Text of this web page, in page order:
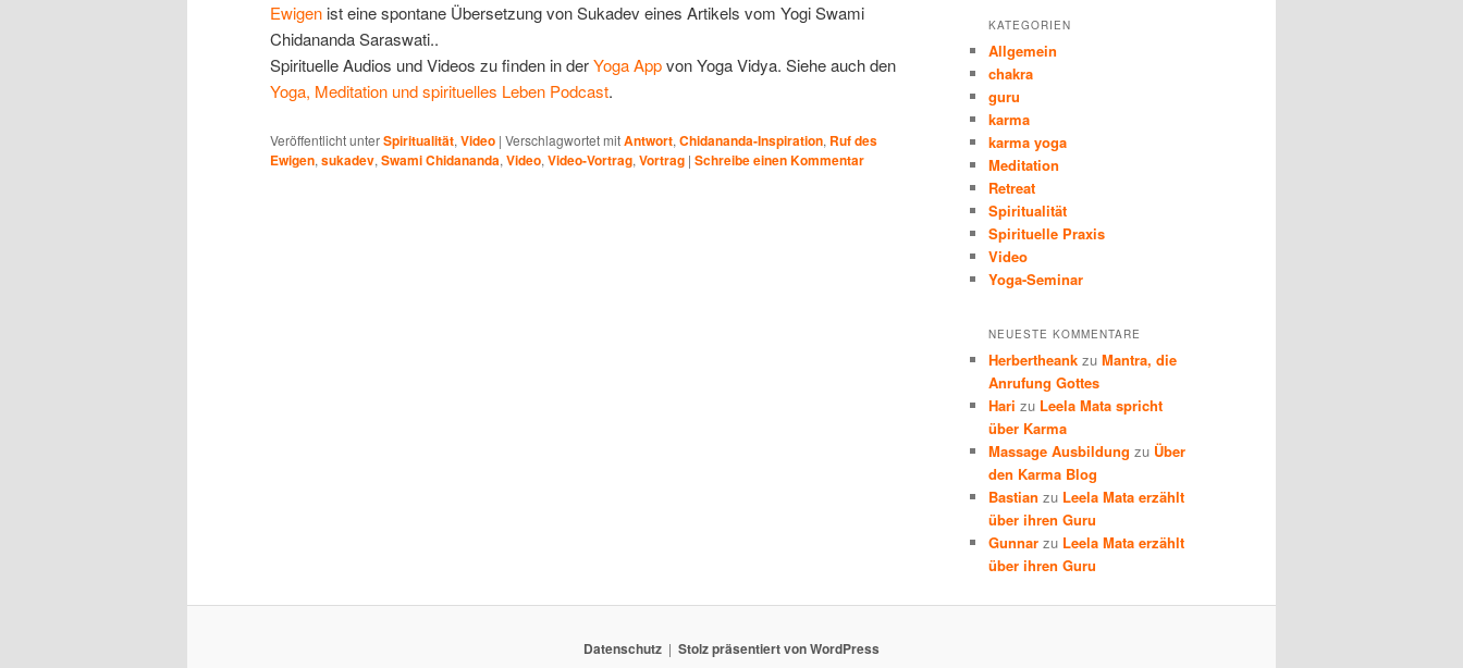
Ewigen ist eine spontane Übersetzung von Sukadev eines Artikels vom Yogi Swami
Chidananda Saraswati..
Spirituelle Audios und Videos zu finden in derYoga Appvon Yoga Vidya. Siehe auch den
Yoga, Meditation und spirituelles Leben Podcast.
Veröffentlicht unterSpiritualität,Video | Verschlagwortet mitAntwort,Chidananda-Inspiration, Ruf des
Ewigen,sukadev,Swami Chidananda,Video,Video-Vortrag,Vortrag | Schreibe einen Kommentar
KATEGORIEN
Allgemein
chakra
guru
karma
karma yoga
Meditation
Retreat
Spiritualität
Spirituelle Praxis
Video
Yoga-Seminar
NEUESTE KOMMENTARE
Herbertheank zu Mantra, die
Anrufung Gottes
Hari zu Leela Mata spricht
über Karma
Massage Ausbildung zu Über
den Karma Blog
Bastian zu Leela Mata erzählt
über ihren Guru
Gunnar zu Leela Mata erzählt
über ihren Guru
Datenschutz Stolz präsentiert von WordPress